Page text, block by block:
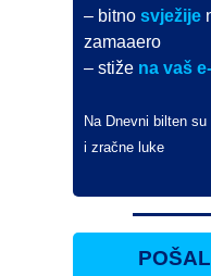
– bitnosvježije
zamaaero
– stiže na vaš
Na Dnevni bilten
i zračne luke